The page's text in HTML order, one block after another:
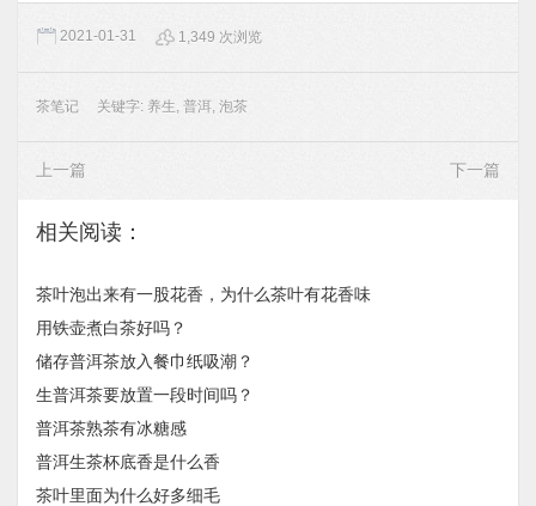
2021-01-31 1,349 次浏览
茶笔记 关键字: 养生 普洱 泡茶
上一篇 下一篇
相关阅读：
茶叶泡出来有一股花香，为什么茶叶有花香味
用铁壶煮白茶好吗？
储存普洱茶放入餐巾纸吸潮？
生普洱茶要放置一段时间吗？
普洱茶熟茶有冰糖感
普洱生茶杯底香是什么香
茶叶里面为什么好多细毛